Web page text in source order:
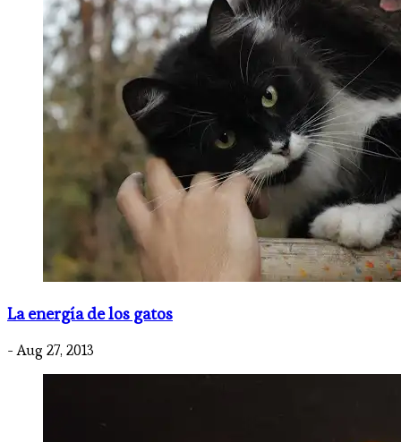
La energía de los gatos
- Aug 27, 2013